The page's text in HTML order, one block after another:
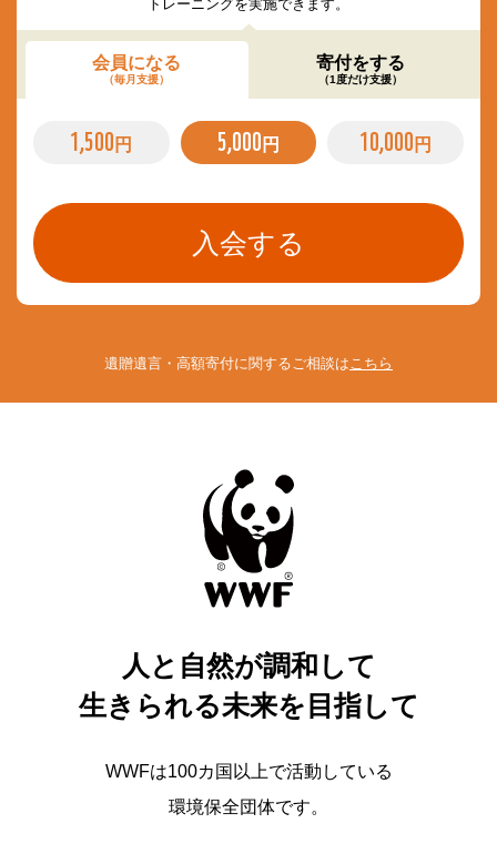
トレーニングを実施できます。
会員になる
（毎月支援）
寄付をする
（1度だけ支援）
1,500 円 5,000 円 10,000 円
遺贈遺言・高額寄付に関するご相談は こちら
人と自然が調和して
生きられる未来を目指して
WWFは100カ国以上で活動している
環境保全団体です。